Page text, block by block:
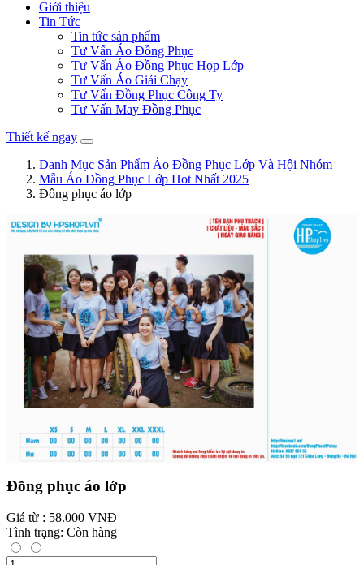
Giới thiệu
Tin Tức
Tin tức sản phẩm
Tư Vấn Áo Đồng Phục
Tư Vấn Áo Đồng Phục Họp Lớp
Tư Vấn Áo Giải Chạy
Tư Vấn Đồng Phục Công Ty
Tư Vấn May Đồng Phục
Thiết kế ngay
Danh Mục Sản Phẩm Áo Đồng Phục Lớp Và Hội Nhóm
Mẫu Áo Đồng Phục Lớp Hot Nhất 2025
Đồng phục áo lớp
Đồng phục áo lớp
Giá từ : 58.000 VNĐ
Tình trạng: Còn hàng